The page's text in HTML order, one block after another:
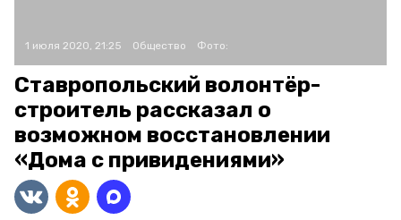
1 июля 2020, 21:25 Общество Фото:
Ставропольский волонтёр-
строитель рассказал о
возможном восстановлении
«Дома с привидениями»